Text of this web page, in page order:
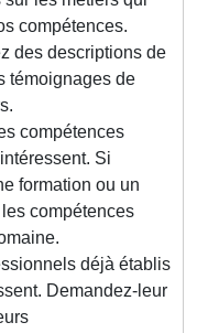
compétences.
des descriptions de
témoignages de
compétences
Si
formation ou un
compétences
déjà établis
Demandez-leur